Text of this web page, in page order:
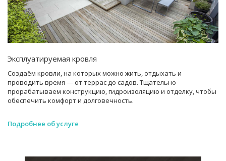
Эксплуатируемая кровля
Создаём кровли, на которых можно жить, отдыхать и
проводить время — от террас до садов. Тщательно
прорабатываем конструкцию, гидроизоляцию и отделку, чтобы
обеспечить комфорт и долговечность.
Подробнее об услуге